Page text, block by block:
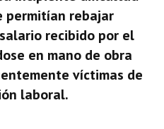
permitían rebajar
recibido por el
en mano de obra
víctimas de
laboral.